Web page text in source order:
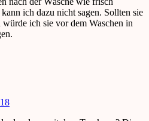
ich dazu nicht sagen. Sollten sie
würde ich sie vor dem Waschen in